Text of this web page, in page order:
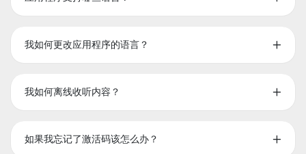
我如何更改应用程序的语言？
我如何离线收听内容？
如果我忘记了激活码该怎么办？